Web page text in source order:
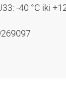
-40 °C iki